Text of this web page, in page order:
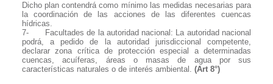
Dicho plan contendrá como mínimo las medidas necesarias para
la coordinación de las acciones de las diferentes cuencas
hídricas.
7-
Facultades de la autoridad nacional: La autoridad nacional
podrá, a pedido de la autoridad jurisdiccional competente,
declarar zona crítica de protección especial a determinadas
cuencas, acuíferas, áreas o masas de agua por sus
características naturales o de interés ambiental. (Art 8°)